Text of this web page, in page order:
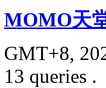
MOMO天
GMT+8,
13 queries .